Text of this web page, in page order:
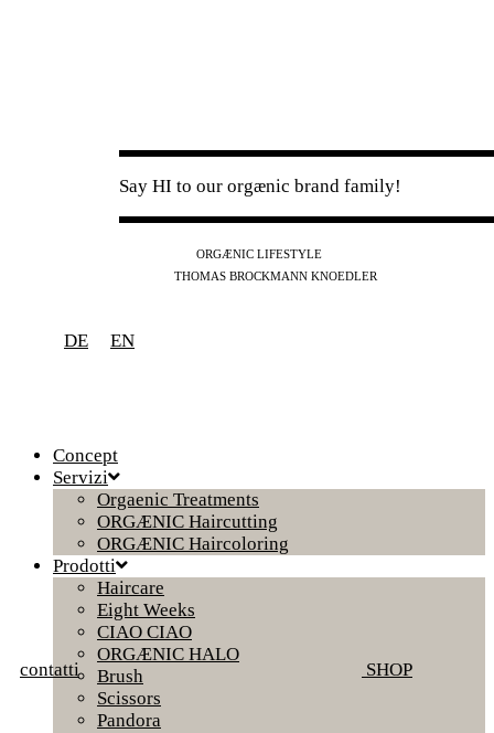
Say HI to our orgænic brand family!
ORGÆNIC LIFESTYLE
THOMAS BROCKMANN KNOEDLER
DE EN
contatti SHOP
Concept
Servizi
Orgaenic Treatments
ORGÆNIC Haircutting
ORGÆNIC Haircoloring
Prodotti
Haircare
Eight Weeks
CIAO CIAO
ORGÆNIC HALO
Brush
Scissors
Pandora